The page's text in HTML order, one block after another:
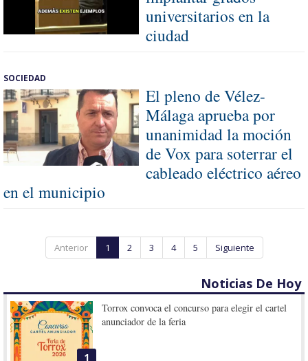
universitarios en la
ciudad
SOCIEDAD
El pleno de Vélez-
Málaga aprueba por
unanimidad la moción
de Vox para soterrar el
cableado eléctrico aéreo
en el municipio
Anterior 1 2 3 4 5 Siguiente
Noticias De Hoy
1
Torrox convoca el concurso para elegir el cartel
anunciador de la feria